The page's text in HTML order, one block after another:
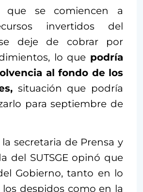
que se comiencen a
invertidos del
deje de cobrar por
lo quepodría
al fondo de los
situación que podría
para septiembre de
secretaria de Prensa y
del SUTSGE opinó que
Gobierno, tanto en lo
los despidos como en la